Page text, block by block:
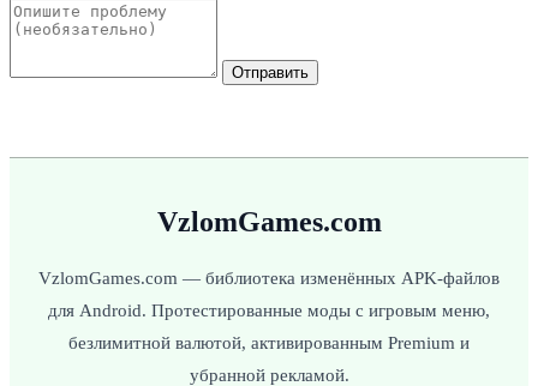
Отправить
VzlomGames.com
VzlomGames.com — библиотека изменённых APK-файлов
для Android. Протестированные моды с игровым меню,
безлимитной валютой, активированным Premium и
убранной рекламой.